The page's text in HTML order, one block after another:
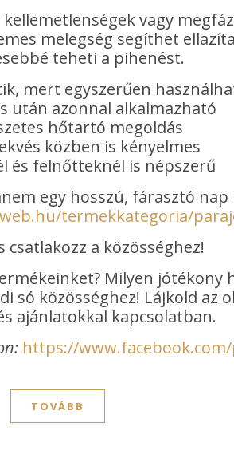
vagy
melegség segíthet
teheti a pihenést.
mert egyszerűen
után azonnal alkalmazható
hőtartó megoldás
közben is kényelmes
és felnőtteknél is népszerű
egy hosszú, fárasztó
termekkategoria/
csatlakozz a közösséghez!
Milyen jótékony
só közösséghez! Lájkold az
ajánlatokkal kapcsolatban.
https://
TOVÁBB